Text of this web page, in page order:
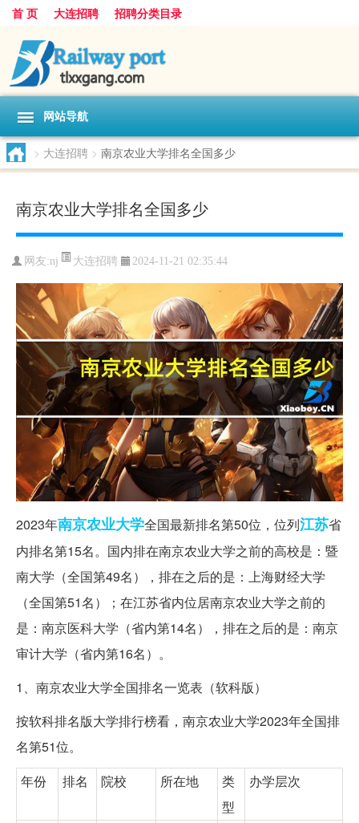
首 页 大连招聘 招聘分类目录
网站导航
> 大连招聘 > 南京农业大学排名全国多少
南京农业大学排名全国多少
网友:nj 大连招聘 2024-11-21 02:35:44
2023年南京农业大学全国最新排名第50位，位列江苏省
内排名第15名。国内排在南京农业大学之前的高校是：暨
南大学（全国第49名），排在之后的是：上海财经大学
（全国第51名）；在江苏省内位居南京农业大学之前的
是：南京医科大学（省内第14名），排在之后的是：南京
审计大学（省内第16名）。
1、南京农业大学全国排名一览表（软科版）
按软科排名版大学排行榜看，南京农业大学2023年全国排
名第51位。
年份
排名 院校 所在地
类
型
办学层次